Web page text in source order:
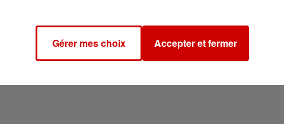
en amical.
Gérer mes choix Accepter et fermer